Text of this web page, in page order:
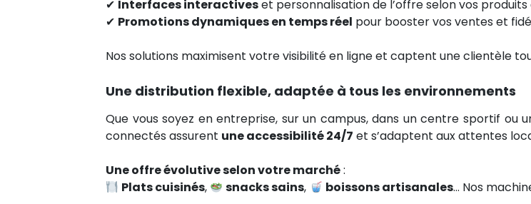
✔ Interfaces interactiveset personnalisation de l’offre selon vos
✔ Promotions dynamiques en temps réel pour booster vos ventes et
Nos solutions maximisent votre visibilité en ligne et captent une clientèle
Une distribution flexible, adaptée à tous les environnements
Que vous soyez en entreprise, sur un campus, dans un centre sportif ou
connectés assurent une accessibilité 24/7 et s’adaptent aux attentes
Une offre évolutive selon votre marché:
Plats cuisinés, snacks sains, boissons artisanales… Nos